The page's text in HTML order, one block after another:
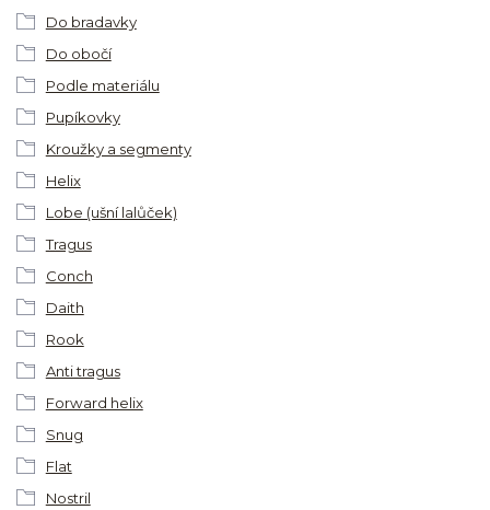
Do bradavky
Do obočí
Podle materiálu
Pupíkovky
Kroužky a segmenty
Helix
Lobe (ušní lalůček)
Tragus
Conch
Daith
Rook
Anti tragus
Forward helix
Snug
Flat
Nostril